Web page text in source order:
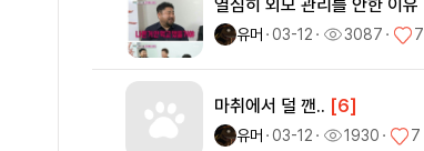
열심히 외모 관리를 안한 이유
유머 ㆍ03-12ㆍ 3087ㆍ 7
마취에서 덜 깬.. [6]
유머 ㆍ03-12ㆍ 1930ㆍ 7